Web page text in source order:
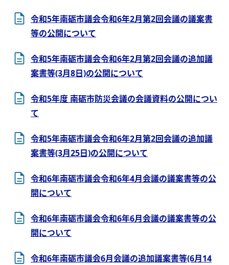
令和5年南砺市議会令和6年2月第2回会議の議案書
等の公開について
令和5年南砺市議会令和6年2月第2回会議の追加議
案書等(3月8日)の公開について
令和5年度 南砺市防災会議の会議資料の公開につい
て
令和5年南砺市議会令和6年2月第2回会議の追加議
案書等(3月25日)の公開について
令和6年南砺市議会令和6年4月会議の議案書等の公
開について
令和6年南砺市議会令和6年6月会議の議案書等の公
開について
令和6年南砺市議会6月会議の追加議案書等(6月14